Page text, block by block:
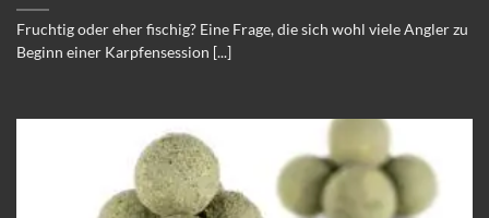
Fruchtig oder eher fischig? Eine Frage, die sich wohl viele Angler zu
Beginn einer Karpfensession [...]